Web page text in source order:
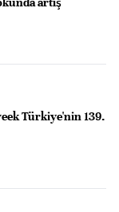
Türkiye'nin 139.